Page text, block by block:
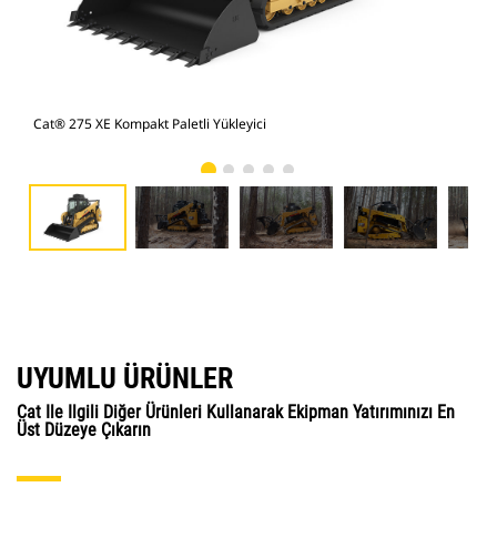
Cat® 275 XE Kompakt Paletli Yükleyici
UYUMLU ÜRÜNLER
Cat Ile Ilgili Diğer Ürünleri Kullanarak Ekipman Yatırımınızı En
Üst Düzeye Çıkarın